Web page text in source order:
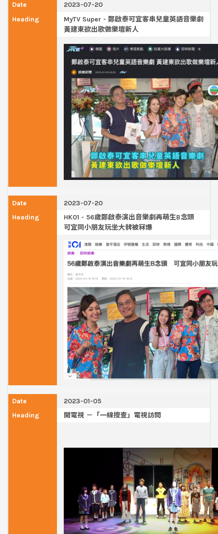
2023-07-20
MyTV Super - 鄭啟泰可宜客串兒童英語音樂劇
黃建東欲出歌做樂壇新人
2023-07-20
HK01 - 56歲鄭啟泰演出音樂劇再萌生B念頭
可宜同小朋友玩坐大髀被冧爆
2023-01-05
開電視 －「一線搜查」電視訪問